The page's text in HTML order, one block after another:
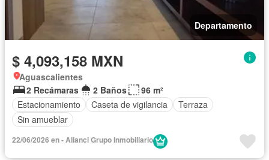
Departamento
$ 4,093,158 MXN
Aguascalientes
2 Recámaras
2 Baños
96 m²
Estacionamiento
Caseta de vigilancia
Terraza
Sin amueblar
22/06/2026 en - Alianci Grupo Inmobiliario